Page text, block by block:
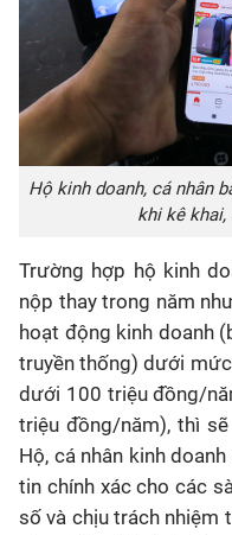
Hộ kinh doanh, cá nhân
khi kê
Trường hợp hộ kinh
nộp thay trong năm
hoạt động kinh doanh
truyền thống) dưới
dưới 100 triệu đồng/
triệu đồng/năm), thì
Hộ, cá nhân kinh
tin chính xác cho các
số và chịu trách nhiệm